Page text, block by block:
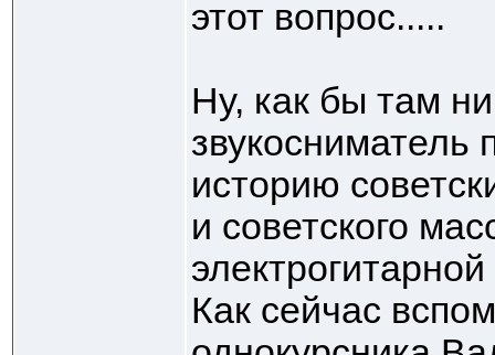
этот вопрос.....
Ну, как бы там
звукосниматель
историю
и советского
Как сейчас